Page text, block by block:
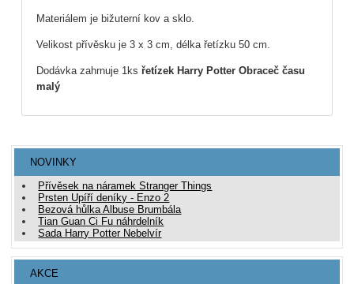
Materiálem je bižuterní kov a sklo.
Velikost přívěsku je 3 x 3 cm, délka řetízku 50 cm.
Dodávka zahrnuje 1ks řetízek Harry Potter Obraceč času
malý
NOVINKY
Přívěsek na náramek Stranger Things
Prsten Upíří deníky - Enzo 2
Bezová hůlka Albuse Brumbála
Tian Guan Ci Fu náhrdelník
Sada Harry Potter Nebelvír
AKCE